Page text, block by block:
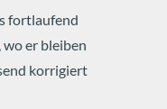
fortlaufend
er bleiben
korrigiert